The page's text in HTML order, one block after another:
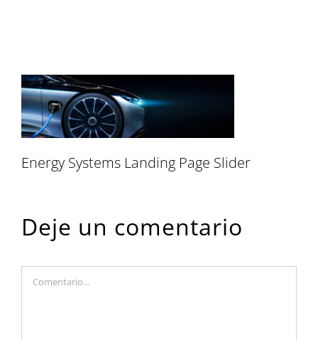
Energy Systems Landing Page Slider
Deje un comentario
Comment